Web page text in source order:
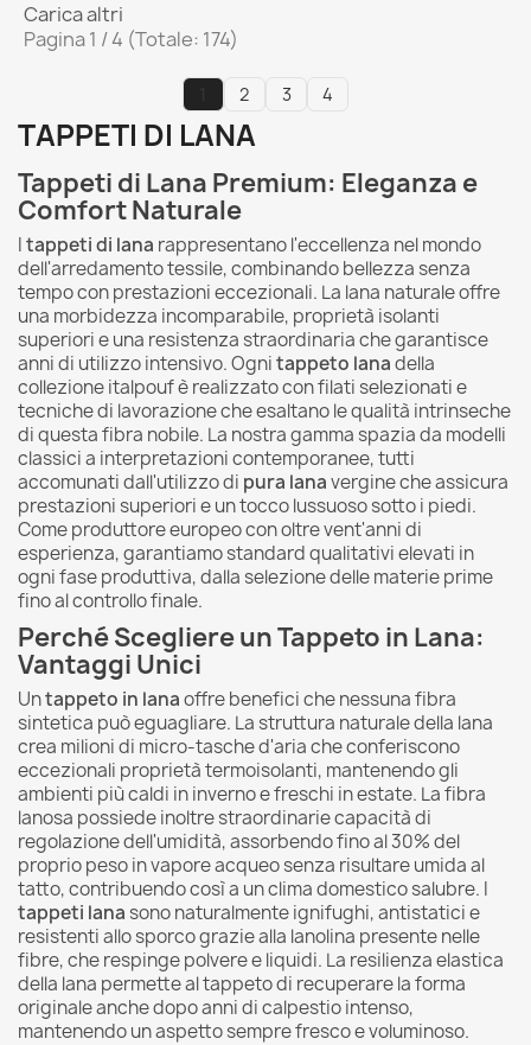
Carica altri
Pagina 1 / 4 (Totale: 174)
2 3 4
TAPPETI DI LANA
Tappeti di Lana Premium: Eleganza e
Comfort Naturale
Itappeti di lana rappresentano l'eccellenza nel mondo
dell'arredamento tessile, combinando bellezza senza
tempo con prestazioni eccezionali. La lana naturale offre
una morbidezza incomparabile, proprietà isolanti
superiori e una resistenza straordinaria che garantisce
anni di utilizzo intensivo. Ognitappeto lanadella
collezione italpouf è realizzato con filati selezionati e
tecniche di lavorazione che esaltano le qualità intrinseche
di questa fibra nobile. La nostra gamma spazia da modelli
classici a interpretazioni contemporanee, tutti
accomunati dall'utilizzo di pura lanavergine che assicura
prestazioni superiori e un tocco lussuoso sotto i piedi.
Come produttore europeo con oltre vent'anni di
esperienza, garantiamo standard qualitativi elevati in
ogni fase produttiva, dalla selezione delle materie prime
fino al controllo finale.
Perché Scegliere un Tappeto in Lana:
Vantaggi Unici
Untappeto in lanaoffre benefici che nessuna fibra
sintetica può eguagliare. La struttura naturale della lana
crea milioni di micro-tasche d'aria che conferiscono
eccezionali proprietà termoisolanti, mantenendo gli
ambienti più caldi in inverno e freschi in estate. La fibra
lanosa possiede inoltre straordinarie capacità di
regolazione dell'umidità, assorbendo fino al 30% del
proprio peso in vapore acqueo senza risultare umida al
tatto, contribuendo così a un clima domestico salubre. I
tappeti lana sono naturalmente ignifughi, antistatici e
resistenti allo sporco grazie alla lanolina presente nelle
fibre, che respinge polvere e liquidi. La resilienza elastica
della lana permette al tappeto di recuperare la forma
originale anche dopo anni di calpestio intenso,
mantenendo un aspetto sempre fresco e voluminoso.